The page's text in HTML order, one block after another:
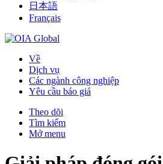
日本語
Français
Về
Dịch vụ
Các ngành công nghiệp
Yêu cầu báo giá
Theo dõi
Tìm kiếm
Mở menu